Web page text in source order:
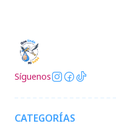
Síguenos
CATEGORÍAS